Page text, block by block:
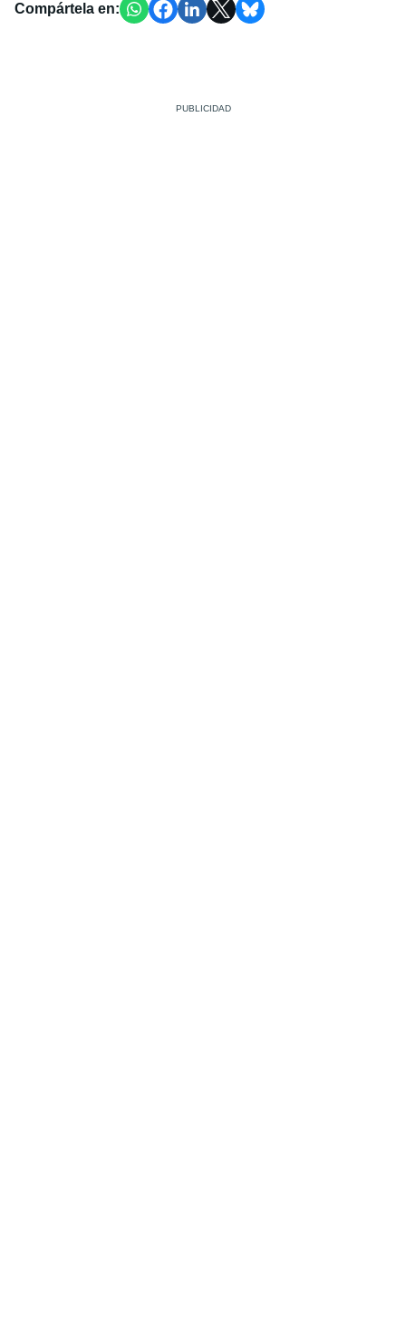
Compártela en: